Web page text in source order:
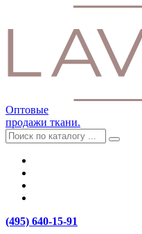
Оптовые
продажи ткани.
(495) 640-15-91